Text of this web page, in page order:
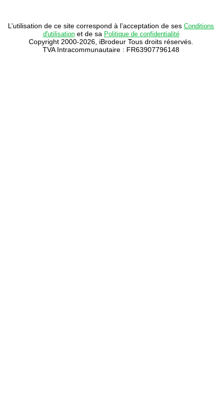
L’utilisation de ce site correspond à l’acceptation de ses Conditions
d'utilisationet de sa Politique de confidentialité
Copyright 2000-2026, iBrodeur Tous droits réservés.
TVA Intracommunautaire : FR63907796148